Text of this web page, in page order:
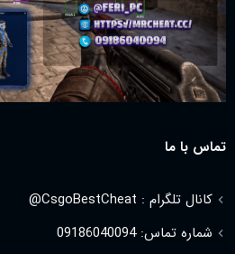
تماس با ما
کانال تلگرام : CsgoBestCheat@
شماره تماس: 09186040094